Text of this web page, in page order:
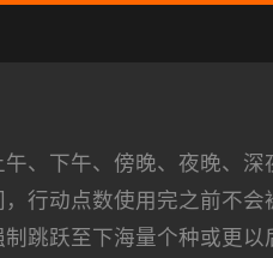
、下午、傍晚、夜晚、
行动点数使用完之前不会
跳跃至下海量个种或更以